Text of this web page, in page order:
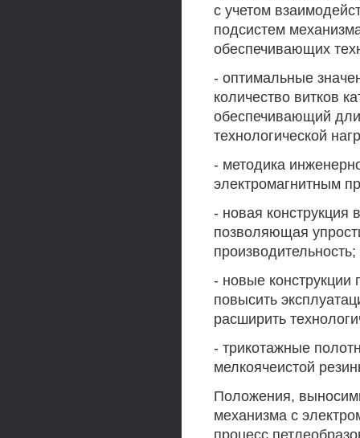
с учетом
подсистем
обеспечивающих
- оптимальные
количество витков
обеспечивающий
технологической
- методика
электромагнитным
- новая конструкция
позволяющая
производительность;
- новые
повысить
расширить
- трикотажные
мелкоячеистой
Положения,
механизма с
процесс